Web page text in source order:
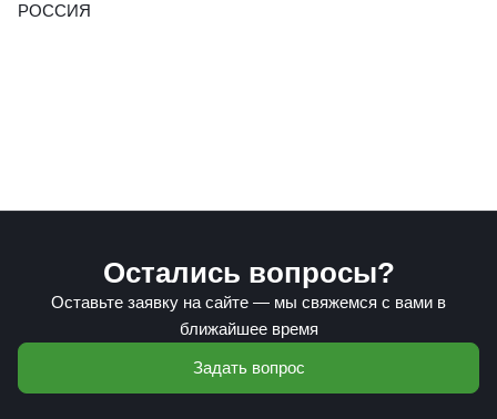
РОССИЯ
Остались вопросы?
Оставьте заявку на сайте — мы свяжемся с вами в
ближайшее время
Задать вопрос